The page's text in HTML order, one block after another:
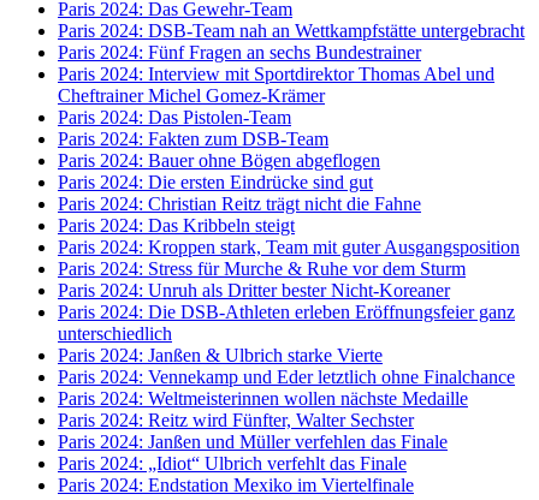
Paris 2024: Das Gewehr-Team
Paris 2024: DSB-Team nah an Wettkampfstätte untergebracht
Paris 2024: Fünf Fragen an sechs Bundestrainer
Paris 2024: Interview mit Sportdirektor Thomas Abel und
Cheftrainer Michel Gomez-Krämer
Paris 2024: Das Pistolen-Team
Paris 2024: Fakten zum DSB-Team
Paris 2024: Bauer ohne Bögen abgeflogen
Paris 2024: Die ersten Eindrücke sind gut
Paris 2024: Christian Reitz trägt nicht die Fahne
Paris 2024: Das Kribbeln steigt
Paris 2024: Kroppen stark, Team mit guter Ausgangsposition
Paris 2024: Stress für Murche & Ruhe vor dem Sturm
Paris 2024: Unruh als Dritter bester Nicht-Koreaner
Paris 2024: Die DSB-Athleten erleben Eröffnungsfeier ganz
unterschiedlich
Paris 2024: Janßen & Ulbrich starke Vierte
Paris 2024: Vennekamp und Eder letztlich ohne Finalchance
Paris 2024: Weltmeisterinnen wollen nächste Medaille
Paris 2024: Reitz wird Fünfter, Walter Sechster
Paris 2024: Janßen und Müller verfehlen das Finale
Paris 2024: „Idiot“ Ulbrich verfehlt das Finale
Paris 2024: Endstation Mexiko im Viertelfinale